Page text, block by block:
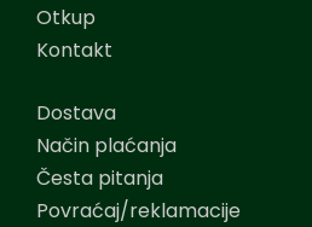
Otkup
Kontakt
Dostava
Način plaćanja
Česta pitanja
Povraćaj/reklamacije